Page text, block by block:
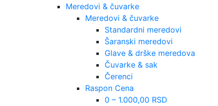
Meredovi & čuvarke
Meredovi & čuvarke
Standardni meredovi
Šaranski meredovi
Glave & drške meredova
Čuvarke & sak
Čerenci
Raspon Cena
0 – 1.000,00 RSD